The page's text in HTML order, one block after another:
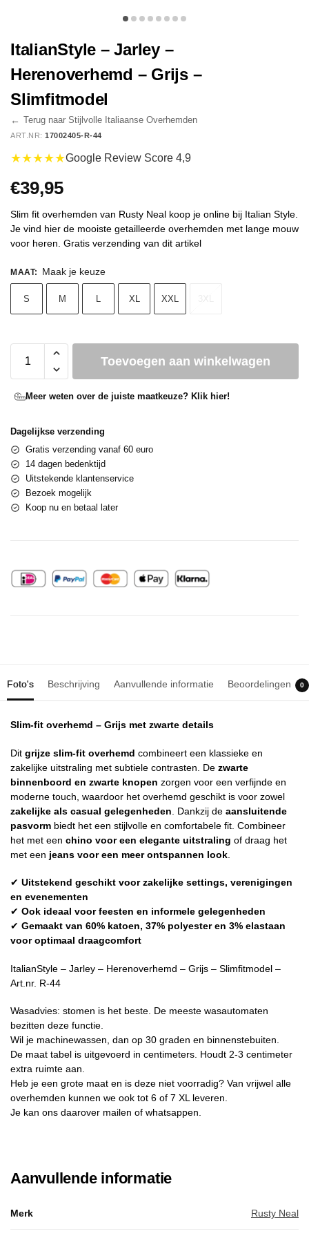
ItalianStyle – Jarley –
Herenoverhemd – Grijs –
Slimfitmodel
← Terug naar Stijlvolle Italiaanse Overhemden
ART.NR: 17002405-R-44
★★★★★Google Review Score 4,9
€39,95
Slim fit overhemden van Rusty Neal koop je online bij Italian Style.
Je vind hier de mooiste getailleerde overhemden met lange mouw
voor heren. Gratis verzending van dit artikel
MAAT: Maak je keuze
S M L XL XXL
Toevoegen aan winkelwagen
Meer weten over de juiste maatkeuze? Klik hier!
Dagelijkse verzending
Gratis verzending vanaf 60 euro
14 dagen bedenktijd
Uitstekende klantenservice
Bezoek mogelijk
Koop nu en betaal later
Foto's Beschrijving Aanvullende informatie Beoordelingen 0
Slim-fit overhemd – Grijs met zwarte details
Dit grijze slim-fit overhemd combineert een klassieke en
zakelijke uitstraling met subtiele contrasten. De zwarte
binnenboord en zwarte knopen zorgen voor een verfijnde en
moderne touch, waardoor het overhemd geschikt is voor zowel
zakelijke als casual gelegenheden . Dankzij de aansluitende
pasvorm biedt het een stijlvolle en comfortabele fit. Combineer
het met een chino voor een elegante uitstraling of draag het
met een jeans voor een meer ontspannen look
✔ Uitstekend geschikt voor zakelijke settings, verenigingen
en evenementen
✔ Ook ideaal voor feesten en informele gelegenheden
✔ Gemaakt van 60% katoen, 37% polyester en 3% elastaan
voor optimaal draagcomfort
ItalianStyle – Jarley – Herenoverhemd – Grijs – Slimfitmodel –
Art.nr. R-44
Wasadvies: stomen is het beste. De meeste wasautomaten
bezitten deze functie.
Wil je machinewassen, dan op 30 graden en binnenstebuiten.
De maat tabel is uitgevoerd in centimeters. Houdt 2-3 centimeter
extra ruimte aan.
Heb je een grote maat en is deze niet voorradig? Van vrijwel alle
overhemden kunnen we ook tot 6 of 7 XL leveren.
Je kan ons daarover mailen of whatsappen.
Aanvullende informatie
Merk Rusty Neal